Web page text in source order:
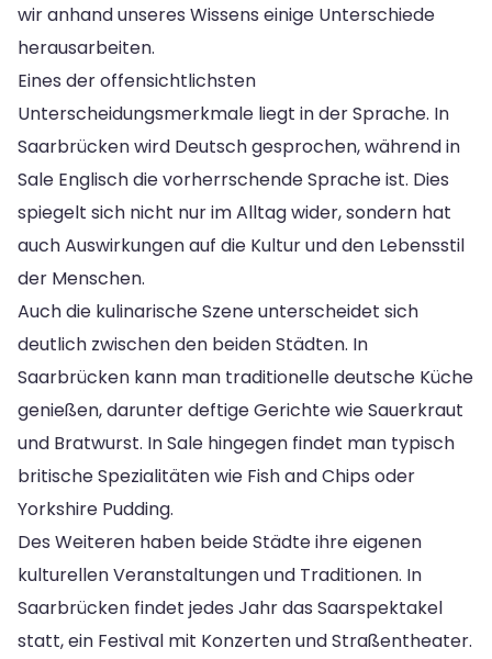
wir anhand unseres Wissens einige Unterschiede
herausarbeiten.
Eines der offensichtlichsten
Unterscheidungsmerkmale liegt in der Sprache. In
Saarbrücken wird Deutsch gesprochen, während in
Sale Englisch die vorherrschende Sprache ist. Dies
spiegelt sich nicht nur im Alltag wider, sondern hat
auch Auswirkungen auf die Kultur und den Lebensstil
der Menschen.
Auch die kulinarische Szene unterscheidet sich
deutlich zwischen den beiden Städten. In
Saarbrücken kann man traditionelle deutsche Küche
genießen, darunter deftige Gerichte wie Sauerkraut
und Bratwurst. In Sale hingegen findet man typisch
britische Spezialitäten wie Fish and Chips oder
Yorkshire Pudding.
Des Weiteren haben beide Städte ihre eigenen
kulturellen Veranstaltungen und Traditionen. In
Saarbrücken findet jedes Jahr das Saarspektakel
statt, ein Festival mit Konzerten und Straßentheater.